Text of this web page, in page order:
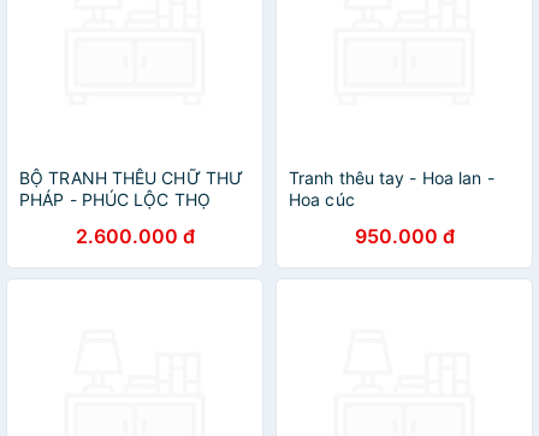
BỘ TRANH THÊU CHỮ THƯ
PHÁP - PHÚC LỘC THỌ
2.600.000 đ
Tranh thêu tay - Hoa lan -
Hoa cúc
950.000 đ